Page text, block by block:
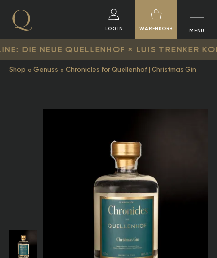
NEUE QUELLENHOF × LUIS TRENKER
LOGIN WARENKORB MENÜ
Shop Genuss Chronicles for Quellenhof | Christmas Gin